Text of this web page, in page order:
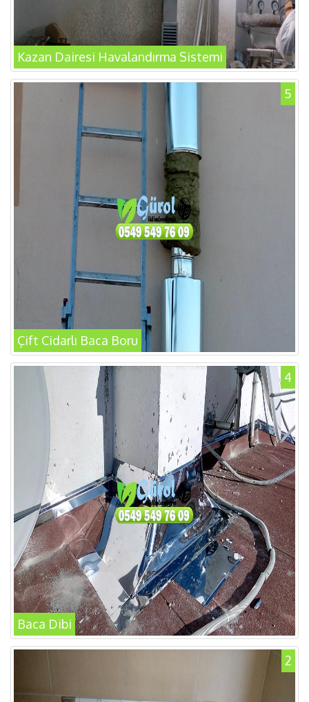
Kazan Dairesi Havalandırma Sistemi
5
Çift Cidarlı Baca Boru
4
Baca Dibi
2